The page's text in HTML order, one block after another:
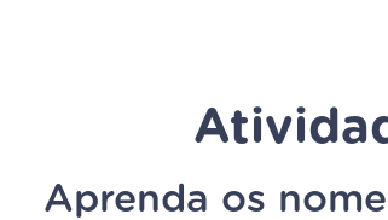
Aprenda os